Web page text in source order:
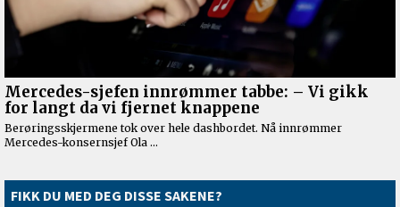
FIKK DU MED DEG DISSE SAKENE?